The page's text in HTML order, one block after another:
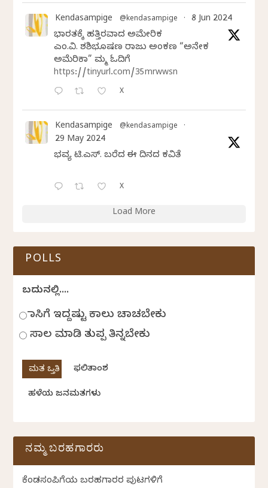
Kendasampige @kendasampige · 8 Jun 2024
ಭಾರತಕ್ಕೆ ಹತ್ತಿರವಾದ ಅಮೇರಿಕ
ಎಂ.ವಿ. ಶಶಿಭೂಷಣ ರಾಜು ಅಂಕಣ “ಅನೇಕ
ಅಮೆರಿಕಾ” ನಿಮ್ಮ ಓದಿಗೆ
https://tinyurl.com/35mrwwsn
X
Kendasampige @kendasampige ·
29 May 2024
ಭವ್ಯ ಟಿ.ಎಸ್. ಬರೆದ ಈ ದಿನದ ಕವಿತೆ
X
Load More
POLLS
ಬದುಕಿನಲ್ಲಿ....
ಹಾಸಿಗೆ ಇದ್ದಷ್ಟು ಕಾಲು ಚಾಚಬೇಕು
ಸಾಲ ಮಾಡಿ ತುಪ್ಪ ತಿನ್ನಬೇಕು
ಫಲಿತಾಂಶ
ಹಳೆಯ ಜನಮತಗಳು
ನಮ್ಮ ಬರಹಗಾರರು
ಕೆಂಡಸಂಪಿಗೆಯ ಬರಹಗಾರರ ಪುಟಗಳಿಗೆ